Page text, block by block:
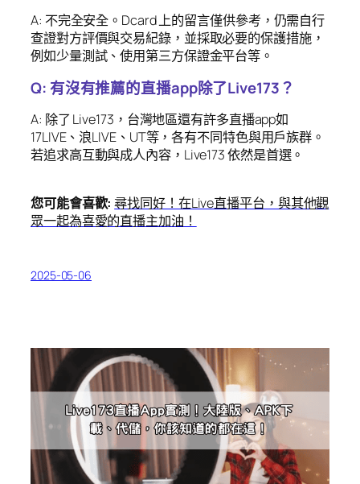
A: 不完全安全。Dcard 上的留言僅供參考，仍需自行
查證對方評價與交易紀錄，並採取必要的保護措施，
例如少量測試、使用第三方保證金平台等。
Q: 有沒有推薦的直播app除了Live173？
A: 除了 Live173，台灣地區還有許多直播app如
17LIVE、浪LIVE、UT等，各有不同特色與用戶族群。
若追求高互動與成人內容，Live173 依然是首選。
您可能會喜歡:尋找同好！在Live直播平台，與其他觀
眾一起為喜愛的直播主加油！
2025-05-06